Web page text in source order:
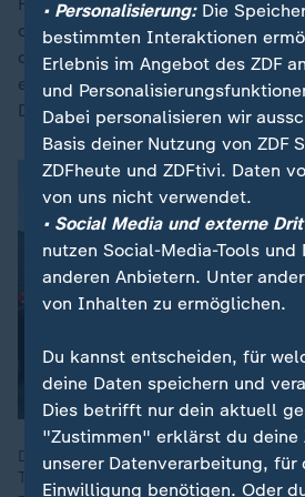
die Elfenbeinküste und Ecuador.
die dritte WM-Teilnahme als
er mit den Niederlanden in den
Deutschland trainierte er
Die Fußball-WM in den USA, Mexiko
Turnier mit 48 Mannschaften. Die
• Personalisierung:Die
bestimmten Interaktionen
Erlebnis im Angebot des ZDF
und
Dabei personalisieren wir
Basis deiner Nutzung von ZDF
ZDFheute und ZDFtivi. Daten
von uns nicht verwendet.
• Social Media und externe
nutzen Social-Media-Tools und
anderen Anbietern. Unter
von Inhalten zu ermöglichen.
Du kannst entscheiden, für
deine Daten speichern und
Dies betrifft nur dein aktuell
"Zustimmen" erklärst du deine
unserer Datenverarbeitung, für
Einwilligung benötigen. Oder